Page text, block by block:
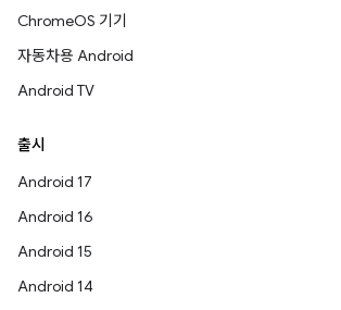
ChromeOS 기기
자동차용 Android
Android TV
출시
Android 17
Android 16
Android 15
Android 14